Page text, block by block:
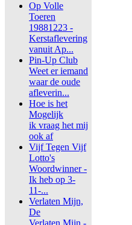
Op Volle
Toeren
19881223 -
Kerstaflevering
vanuit Ap...
Pin-Up Club
Weet er iemand
waar de oude
afleverin...
Hoe is het
Mogelijk
ik vraag het mij
ook af
Vijf Tegen Vijf
Lotto's
Woordwinner -
Ik heb op 3-
11-...
Verlaten Mijn,
De
Verlaten Mijn -